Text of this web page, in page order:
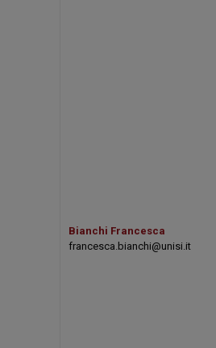
Bianchi Francesca
francesca.bianchi@unisi.it